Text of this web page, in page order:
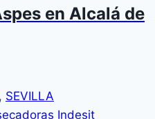
en Alcalá de
, SEVILLA